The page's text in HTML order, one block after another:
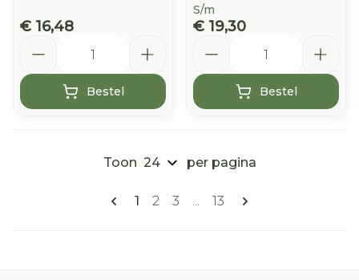
€ 16,48
Bestel
S/m
€ 19,30
Bestel
Pagina's
U lees momenteel pagina
1 Pagina
2 Pagina
3 ... Pagina
13
Toon per pagina